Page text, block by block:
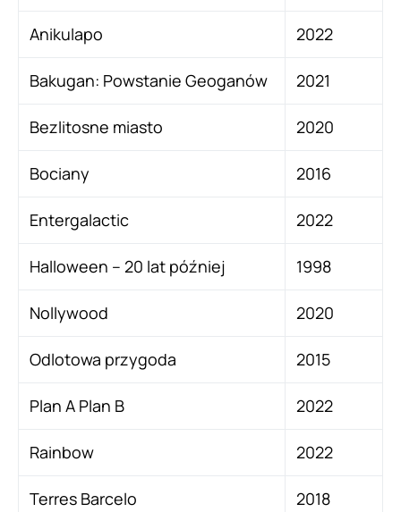
Anikulapo 2022
Bakugan: Powstanie Geoganów 2021
Bezlitosne miasto 2020
Bociany 2016
Entergalactic 2022
Halloween – 20 lat później 1998
Nollywood 2020
Odlotowa przygoda 2015
Plan A Plan B 2022
Rainbow 2022
Terres Barcelo 2018